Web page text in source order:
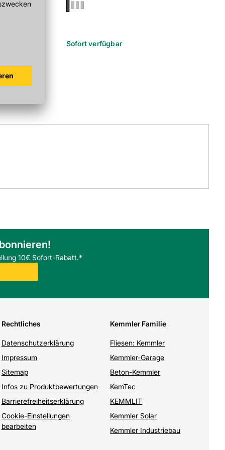
Sofort verfügbar
10€ Sofort-Rabatt.*
Rechtliches
Datenschutzerklärung
Impressum
Sitemap
Infos zu Produktbewertungen
Barrierefreiheitserklärung
Cookie-Einstellungen
bearbeiten
Kemmler Familie
Fliesen: Kemmler
Kemmler-Garage
Beton-Kemmler
KemTec
KEMMLIT
Kemmler Solar
Kemmler Industriebau